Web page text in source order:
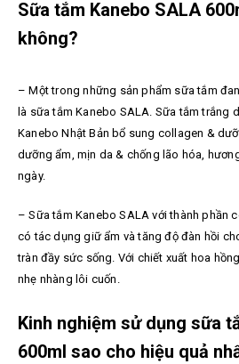
Sữa tắm Kanebo SALA
không?
–Một trong những sản phẩm sữa tắm
là sữa tắm Kanebo SALA. Sữa tắm trắng
Kanebo Nhật Bản bổ sung collagen &
dưỡng ẩm, mịn da & chống lão hóa,
ngày.
–Sữa tắm Kanebo SALA với thành phần
có tác dụng giữ ẩm và tăng độ đàn hồi
tràn đầy sức sống. Với chiết xuất hoa
nhẹ nhàng lôi cuốn.
Kinh nghiệm sử dụng sữa
600ml sao cho hiệu quả